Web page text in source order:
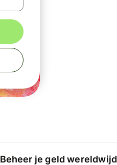
Beheer je geld wereldwijd